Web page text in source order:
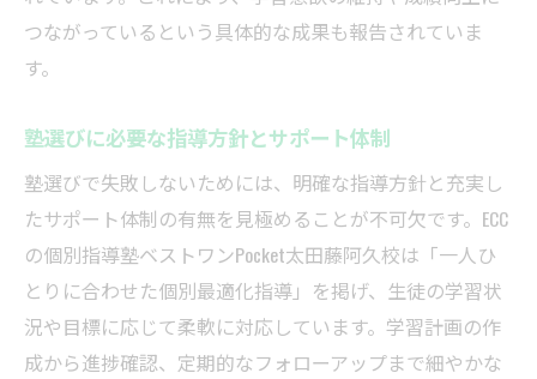
つながっているという具体的な成果も報告されていま
す。
塾選びに必要な指導方針とサポート体制
塾選びで失敗しないためには、明確な指導方針と充実し
たサポート体制の有無を見極めることが不可欠です。ECC
の個別指導塾ベストワンPocket太田藤阿久校は「一人ひ
とりに合わせた個別最適化指導」を掲げ、生徒の学習状
況や目標に応じて柔軟に対応しています。学習計画の作
成から進捗確認、定期的なフォローアップまで細やかな